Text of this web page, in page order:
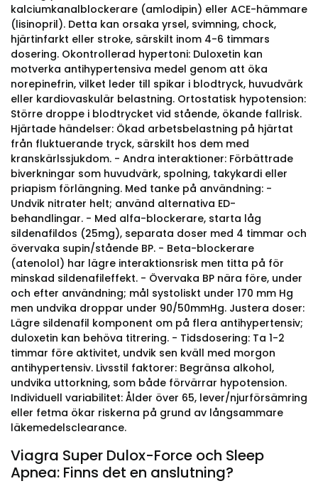
kalciumkanalblockerare (amlodipin) eller ACE-hämmare
(lisinopril). Detta kan orsaka yrsel, svimning, chock,
hjärtinfarkt eller stroke, särskilt inom 4-6 timmars
dosering. Okontrollerad hypertoni: Duloxetin kan
motverka antihypertensiva medel genom att öka
norepinefrin, vilket leder till spikar i blodtryck, huvudvärk
eller kardiovaskulär belastning. Ortostatisk hypotension:
Större droppe i blodtrycket vid stående, ökande fallrisk.
Hjärtade händelser: Ökad arbetsbelastning på hjärtat
från fluktuerande tryck, särskilt hos dem med
kranskärlssjukdom. - Andra interaktioner: Förbättrade
biverkningar som huvudvärk, spolning, takykardi eller
priapism förlängning. Med tanke på användning: -
Undvik nitrater helt; använd alternativa ED-
behandlingar. - Med alfa-blockerare, starta låg
sildenafildos (25mg), separata doser med 4 timmar och
övervaka supin/stående BP. - Beta-blockerare
(atenolol) har lägre interaktionsrisk men titta på för
minskad sildenafileffekt. - Övervaka BP nära före, under
och efter användning; mål systoliskt under 170 mm Hg
men undvika droppar under 90/50mmHg. Justera doser:
Lägre sildenafil komponent om på flera antihypertensiv;
duloxetin kan behöva titrering. - Tidsdosering: Ta 1-2
timmar före aktivitet, undvik sen kväll med morgon
antihypertensiv. Livsstil faktorer: Begränsa alkohol,
undvika uttorkning, som både förvärrar hypotension.
Individuell variabilitet: Ålder över 65, lever/njurförsämring
eller fetma ökar riskerna på grund av långsammare
läkemedelsclearance.
Viagra Super Dulox-Force och Sleep
Apnea: Finns det en anslutning?